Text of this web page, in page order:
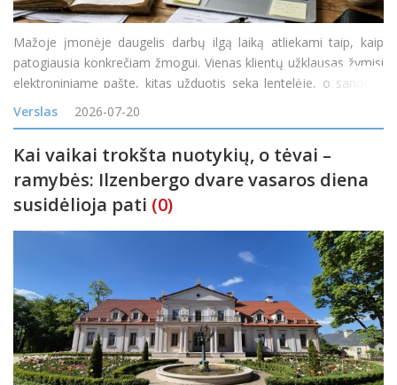
Mažoje įmonėje daugelis darbų ilgą laiką atliekami taip, kaip
patogiausia konkrečiam žmogui. Vienas klientų užklausas žymisi
elektroniniame pašte, kitas užduotis seka lentelėje, o sandėlio
likučiai tikrinami telefonu paklausus kolegos. Kol užsakymų
nedaug, toks veiklos būdas gali atrodyti pak
Verslas 2026-07-20
Kai vaikai trokšta nuotykių, o tėvai –
ramybės: Ilzenbergo dvare vasaros diena
susidėlioja pati (0)